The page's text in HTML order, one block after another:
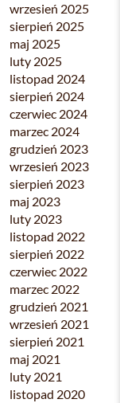
wrzesień 2025
sierpień 2025
maj 2025
luty 2025
listopad 2024
sierpień 2024
czerwiec 2024
marzec 2024
grudzień 2023
wrzesień 2023
sierpień 2023
maj 2023
luty 2023
listopad 2022
sierpień 2022
czerwiec 2022
marzec 2022
grudzień 2021
wrzesień 2021
sierpień 2021
maj 2021
luty 2021
listopad 2020